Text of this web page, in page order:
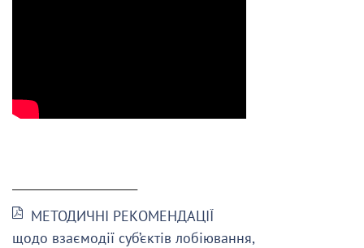
МЕТОДИЧНІ РЕКОМЕНДАЦІЇ
щодо взаємодії суб’єктів лобіювання,